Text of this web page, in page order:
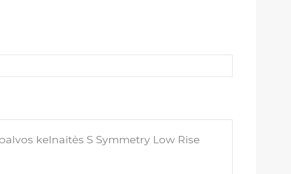
kelnaitės S Symmetry Low Rise